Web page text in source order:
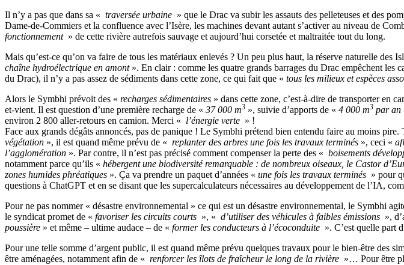
Il n’y a pas que dans sa « traversée urbaine » que le Drac va subir les assauts des pelleteuses et des
Dame-de-Commiers et la confluence avec l’Isère, les machines devant autant s’activer au niveau de
fonctionnement » de cette rivière autrefois sauvage et aujourd’hui corsetée et maltraitée tout du long.
Mais qu’est-ce qu’on va faire de tous les matériaux enlevés ? Un peu plus haut, la réserve naturelle des
chaîne hydroélectrique en amont». En clair : comme les quatre grands barrages du Drac empêchent les
du Drac), il n’y a pas assez de sédiments dans cette zone, ce qui fait que « tous les milieux et espèces
Alors le Symbhi prévoit des « recharges sédimentaires » dans cette zone, c’est-à-dire de transporter en
et-vient. Il est question d’une première recharge de « 37 000 m3 », suivie d’apports de « 4 000 m3 par an
environ 2 800 aller-retours en camion. Merci « l’énergie verte » !
Face aux grands dégâts annoncés, pas de panique ! Le Symbhi prétend bien entendu faire au moins
végétation », il est quand même prévu de « replanter des arbres une fois les travaux terminés », ceci «
l’agglomération ». Par contre, il n’est pas précisé comment compenser la perte des « boisements
notamment parce qu’ils « hébergent une biodiversité remarquable : de nombreux oiseaux, le Castor
zones humides phréatiques ». Ça va prendre un paquet d’années « une fois les travaux terminés » pour
questions à ChatGPT et en se disant que les supercalculateurs nécessaires au développement de l’IA,
Pour ne pas nommer « désastre environnemental » ce qui est un désastre environnemental, le Symbhi
le syndicat promet de « favoriser les circuits courts », « d’utiliser des véhicules à faibles émissions »,
poussière » et même – ultime audace – de « former les conducteurs à l’écoconduite ». C’est quelle part
Pour une telle somme d’argent public, il est quand même prévu quelques travaux pour le bien-être des
être aménagées, notamment afin de « renforcer les îlots de fraîcheur le long de la rivière »… Pour être